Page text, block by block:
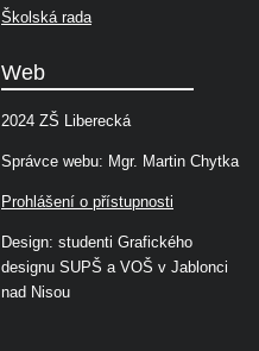
Školská rada
Web
2024 ZŠ Liberecká
Správce webu: Mgr. Martin Chytka
Prohlášení o přístupnosti
Design: studenti Grafického
designu SUPŠ a VOŠ v Jablonci
nad Nisou